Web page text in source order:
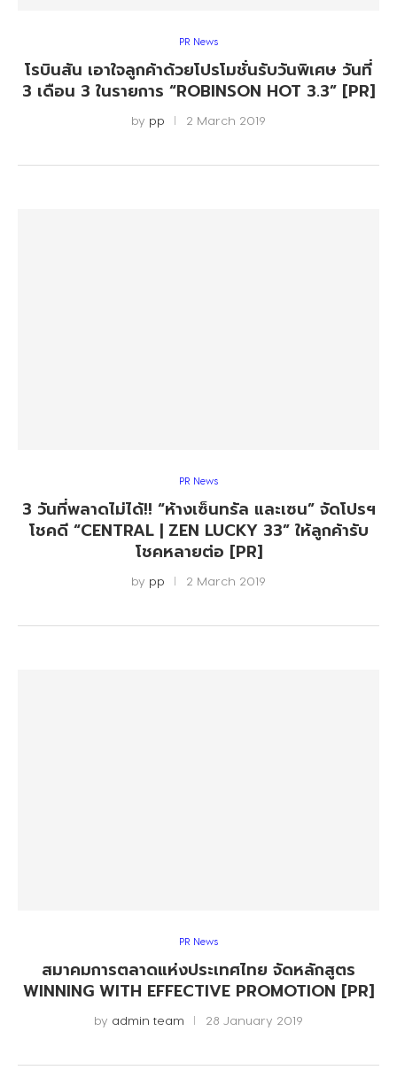
PR News
โรบินสัน เอาใจลูกค้าด้วยโปรโมชั่นรับวันพิเศษ วันที่
3 เดือน 3 ในรายการ “ROBINSON HOT 3.3” [PR]
by pp 2 March 2019
PR News
3 วันที่พลาดไม่ได้!! “ห้างเซ็นทรัล และเซน” จัดโปรฯ
โชคดี “CENTRAL | ZEN LUCKY 33” ให้ลูกค้ารับ
โชคหลายต่อ [PR]
by pp 2 March 2019
PR News
สมาคมการตลาดแห่งประเทศไทย จัดหลักสูตร
WINNING WITH EFFECTIVE PROMOTION [PR]
by admin team 28 January 2019